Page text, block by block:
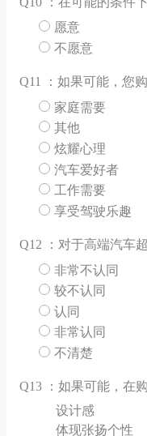
愿意
不愿意
Q11 ：如果可能，您
家庭需要
其他
炫耀心理
汽车爱好者
工作需要
享受驾驶乐趣
Q12 ：对于高端汽车
非常不认同
较不认同
认同
非常认同
不清楚
Q13 ：如果可能，在
设计感
体现张扬个性